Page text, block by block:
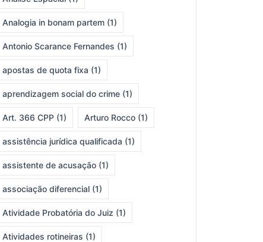
Analogia in bonam partem(1)
Antonio Scarance Fernandes (1)
apostas de quota fixa (1)
aprendizagem social do crime(1)
Art. 366 CPP(1) Arturo Rocco(1)
assistência jurídica qualificada (1)
assistente de acusação(1)
associação diferencial(1)
Atividade Probatória do Juiz (1)
Atividades rotineiras (1)